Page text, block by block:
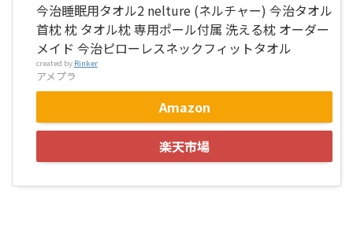
今治睡眠用タオル2 nelture (ネルチャー) 今治タオル
首枕 枕 タオル枕 専用ポール付属 洗える枕 オーダー
メイド 今治ピローレスネックフィットタオル
created by Rinker
アメプラ
Amazon
楽天市場